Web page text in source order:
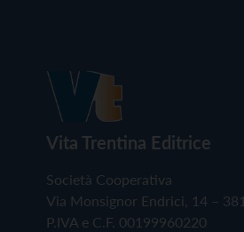
Vita Trentina Editrice
Società Cooperativa
Via Monsignor Endrici, 14 –
P.IVA e C.F. 00199960220